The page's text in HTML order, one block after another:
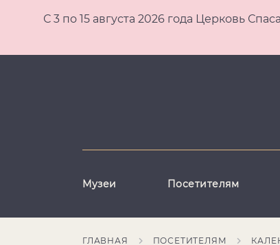
С 3 по 15 августа 2026 года Церковь
Музеи Посетителям
ГЛАВНАЯ ПОСЕТИТЕЛЯМ